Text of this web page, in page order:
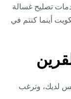
تصليح غسالة
أينما كنتم في
لديك، وترغب